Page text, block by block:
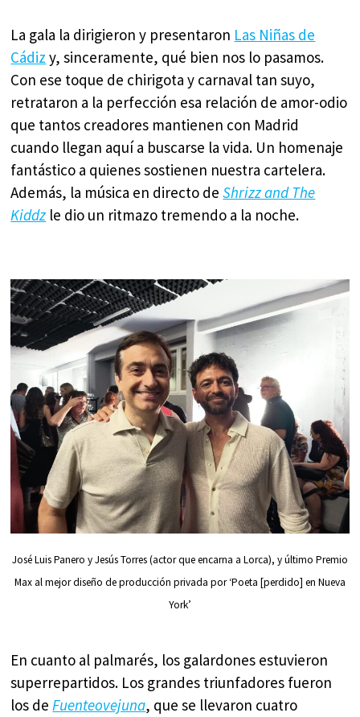
La gala la dirigieron y presentaron Las Niñas de
Cádiz y, sinceramente, qué bien nos lo pasamos.
Con ese toque de chirigota y carnaval tan suyo,
retrataron a la perfección esa relación de amor-odio
que tantos creadores mantienen con Madrid
cuando llegan aquí a buscarse la vida. Un homenaje
fantástico a quienes sostienen nuestra cartelera.
Además, la música en directo deShrizz and The
Kiddz le dio un ritmazo tremendo a la noche.
José Luis Panero y Jesús Torres (actor que encarna a Lorca), y último Premio
Max al mejor diseño de producción privada por ‘Poeta [perdido] en Nueva
York’
En cuanto al palmarés, los galardones estuvieron
superrepartidos. Los grandes triunfadores fueron
los deFuenteovejuna, que se llevaron cuatro